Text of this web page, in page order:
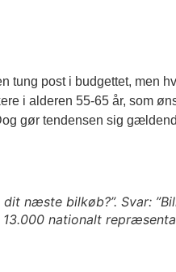
tung post i budgettet, men
i alderen 55-65 år, som
gør tendensen sig
næste bilkøb?”. Svar:
13.000 nationalt